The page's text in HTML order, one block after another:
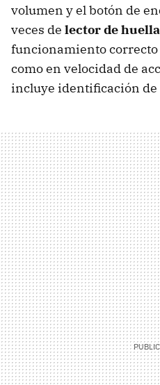
volumen y el botón de
veces de lector de
funcionamiento
como en velocidad de
incluye identificación de